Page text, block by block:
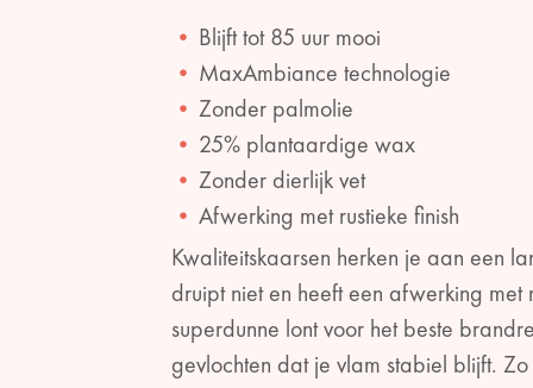
Blijft tot 85 uur mooi
MaxAmbiance technologie
Zonder palmolie
25% plantaardige wax
Zonder dierlijk vet
Afwerking met rustieke finish
Kwaliteitskaarsen herken je aan een
druipt niet en heeft een afwerking
superdunne lont voor het beste
gevlochten dat je vlam stabiel blijft.